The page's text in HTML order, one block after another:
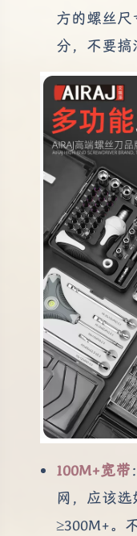
方的螺丝
分，不要搞
100M+宽带
网，应该
≥300M+。